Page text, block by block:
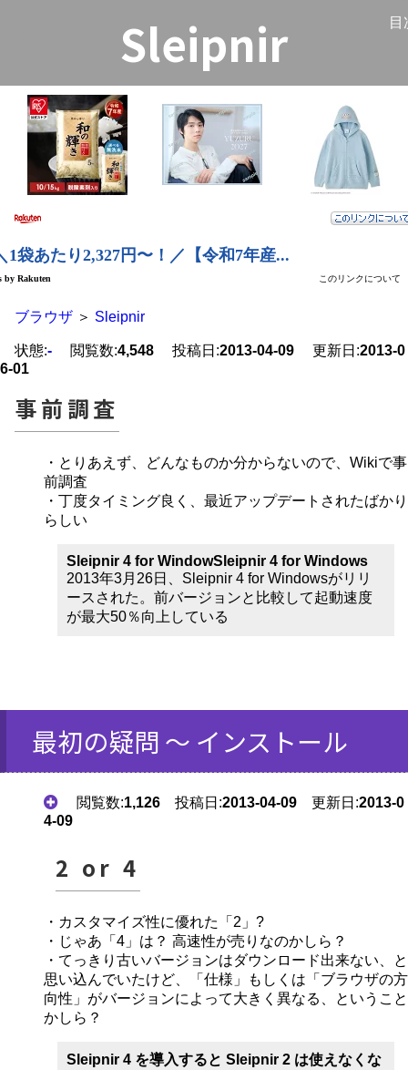
Sleipnir
ブラウザ ＞ Sleipnir
目
状態:- 閲覧数:4,548 投稿日:2013-04-09 更新日:2013-0
6-01
事前調査
・とりあえず、どんなものか分からないので、Wikiで事
前調査
・丁度タイミング良く、最近アップデートされたばかり
らしい
Sleipnir 4 for WindowSleipnir 4 for Windows
2013年3月26日、Sleipnir 4 for Windowsがリリ
ースされた。前バージョンと比較して起動速度
が最大50％向上している
最初の疑問 ～ インストール
閲覧数:1,126 投稿日:2013-04-09 更新日:2013-0
4-09
2 or 4
・カスタマイズ性に優れた「2」?
・じゃあ「4」は？ 高速性が売りなのかしら？
・てっきり古いバージョンはダウンロード出来ない、と
思い込んでいたけど、「仕様」もしくは「ブラウザの方
向性」がバージョンによって大きく異なる、ということ
かしら？
Sleipnir 4 を導入すると Sleipnir 2 は使えなくな